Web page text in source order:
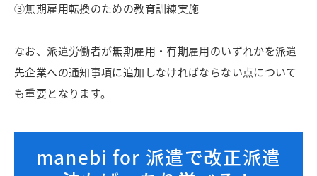
③無期雇用転換のための教育訓練実施
なお、派遣労働者が無期雇用・有期雇用のいずれかを派遣
先企業への通知事項に追加しなければならない点について
も重要となります。
manebi for 派遣で改正派遣